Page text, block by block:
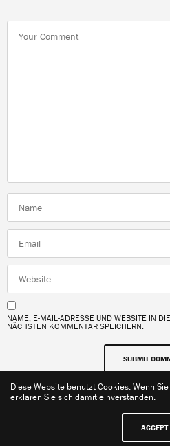
NAME, E-MAIL-ADRESSE UND WEBSITE IN
NÄCHSTEN KOMMENTAR SPEICHERN.
Impressum
Diese Website benutzt Cookies. Wenn
erklären Sie sich damit einverstanden.
ACCEPT